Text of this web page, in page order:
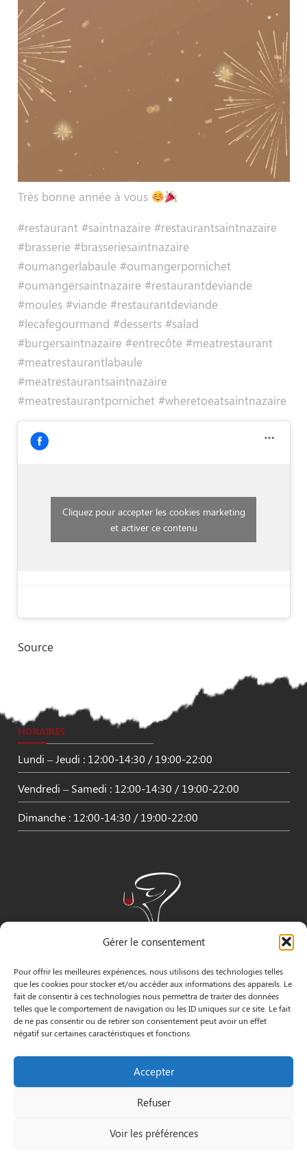
Gérer le consentement
Pour offrir les meilleures expériences, nous utilisons des technologies telles
que les cookies pour stocker et/ou accéder aux informations des appareils. Le
fait de consentir à ces technologies nous permettra de traiter des données
telles que le comportement de navigation ou les ID uniques sur ce site. Le fait
de ne pas consentir ou de retirer son consentement peut avoir un effet
négatif sur certaines caractéristiques et fonctions.
Accepter
Refuser
Voir les préférences
Très bonne année à vous
#restaurant #saintnazaire #restaurantsaintnazaire
#brasserie #brasseriesaintnazaire
#oumangerlabaule #oumangerpornichet
#oumangersaintnazaire #restaurantdeviande
#moules #viande #restaurantdeviande
#lecafegourmand #desserts #salad
#burgersaintnazaire #entrecôte #meatrestaurant
#meatrestaurantlabaule
#meatrestaurantsaintnazaire
#meatrestaurantpornichet #wheretoeatsaintnazaire
Cliquez pour accepter les cookies marketing
et activer ce contenu
Source
HORAIRES
Lundi – Jeudi : 12:00-14:30 / 19:00-22:00
Vendredi – Samedi : 12:00-14:30 / 19:00-22:00
Dimanche : 12:00-14:30 / 19:00-22:00
INFORMATIONS
3 Pass. Henri Gautier, 44600 Saint-Nazaire